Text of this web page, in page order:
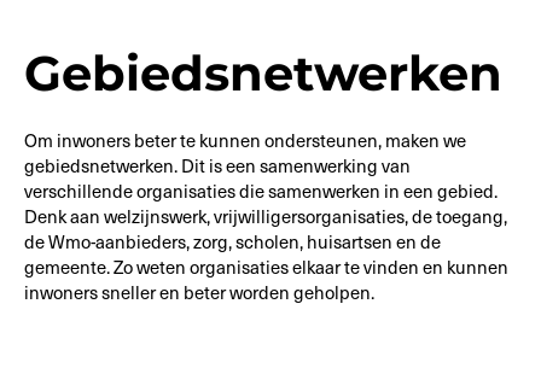
Gebiedsnetwerken
Om inwoners beter te kunnen ondersteunen, maken we
gebiedsnetwerken. Dit is een samenwerking van
verschillende organisaties die samenwerken in een gebied.
Denk aan welzijnswerk, vrijwilligersorganisaties, de toegang,
de Wmo-aanbieders, zorg, scholen, huisartsen en de
gemeente. Zo weten organisaties elkaar te vinden en kunnen
inwoners sneller en beter worden geholpen.